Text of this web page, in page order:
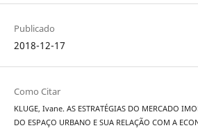
Publicado
2018-12-17
Como Citar
KLUGE, Ivane. AS ESTRATÉGIAS DO MERCADO
DO ESPAÇO URBANO E SUA RELAÇÃO COM A